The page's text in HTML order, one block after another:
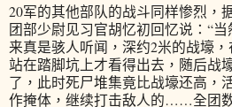
20军的其他部队的战斗同样惨烈，
团部少尉见习官胡忆初回忆说：“
来真是骇人听闻，深约2米的战壕
站在踏脚坑上才看得出去，随后战
了，此时死尸堆集竟比战壕还高，
作掩体，继续打击敌人的……全团